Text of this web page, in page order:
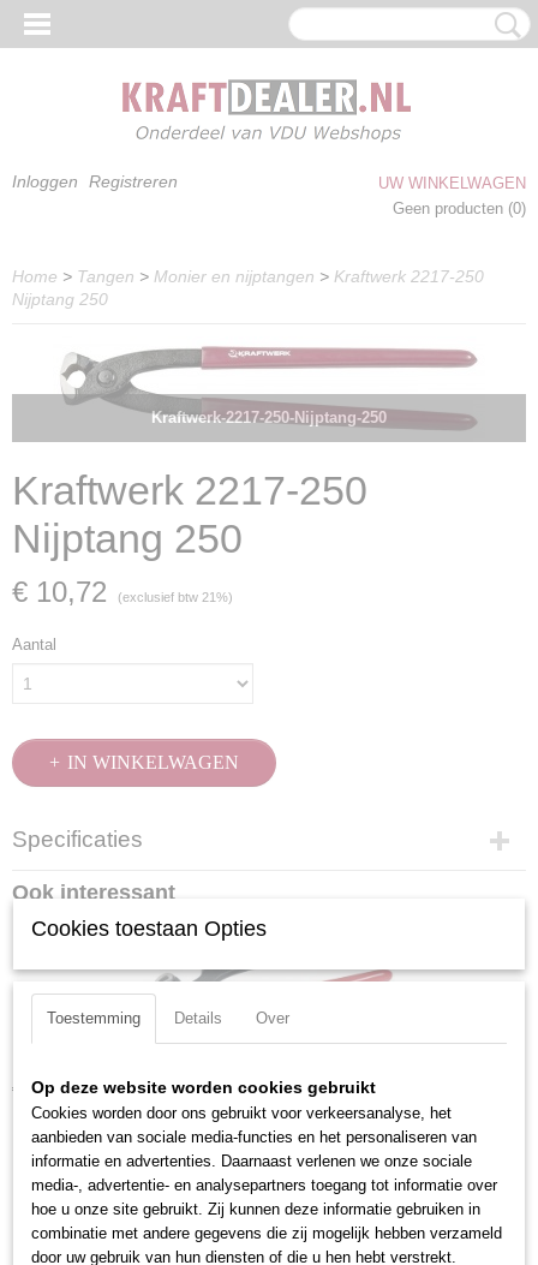
Inloggen Registreren
UW WINKELWAGEN
Geen producten (0)
Home > Tangen > Monier en nijptangen > Kraftwerk 2217-250
Nijptang 250
Kraftwerk-2217-250-Nijptang-250
Kraftwerk 2217-250
Nijptang 250
€ 10,72 (exclusief btw 21%)
Aantal
IN WINKELWAGEN
Specificaties
Productcode
EAN code
Productcode leverancier
2217-250
Ook interessant
€ 11,19
Cookies toestaan Opties
Toestemming Details Over
Op deze website worden cookies gebruikt
Cookies worden door ons gebruikt voor verkeersanalyse, het
aanbieden van sociale media-functies en het personaliseren van
informatie en advertenties. Daarnaast verlenen we onze sociale
media-, advertentie- en analysepartners toegang tot informatie over
hoe u onze site gebruikt. Zij kunnen deze informatie gebruiken in
combinatie met andere gegevens die zij mogelijk hebben verzameld
door uw gebruik van hun diensten of die u hen hebt verstrekt.